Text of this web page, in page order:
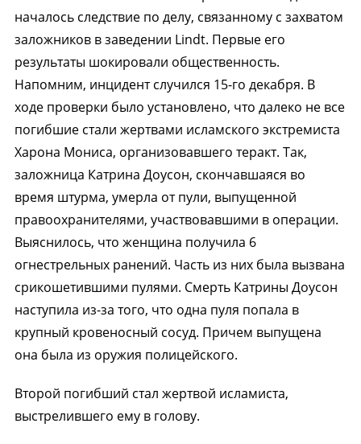
началось следствие по делу, связанному с захватом
заложников в заведении Lindt. Первые его
результаты шокировали общественность.
Напомним, инцидент случился 15-го декабря. В
ходе проверки было установлено, что далеко не все
погибшие стали жертвами исламского экстремиста
Харона Мониса, организовавшего теракт. Так,
заложница Катрина Доусон, скончавшаяся во
время штурма, умерла от пули, выпущенной
правоохранителями, участвовавшими в операции.
Выяснилось, что женщина получила 6
огнестрельных ранений. Часть из них была вызвана
срикошетившими пулями. Смерть Катрины Доусон
наступила из-за того, что одна пуля попала в
крупный кровеносный сосуд. Причем выпущена
она была из оружия полицейского.
Второй погибший стал жертвой исламиста,
выстрелившего ему в голову.